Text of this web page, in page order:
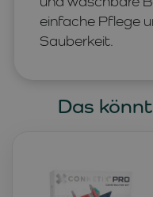
einfache Pflege
Sauberkeit.
Das